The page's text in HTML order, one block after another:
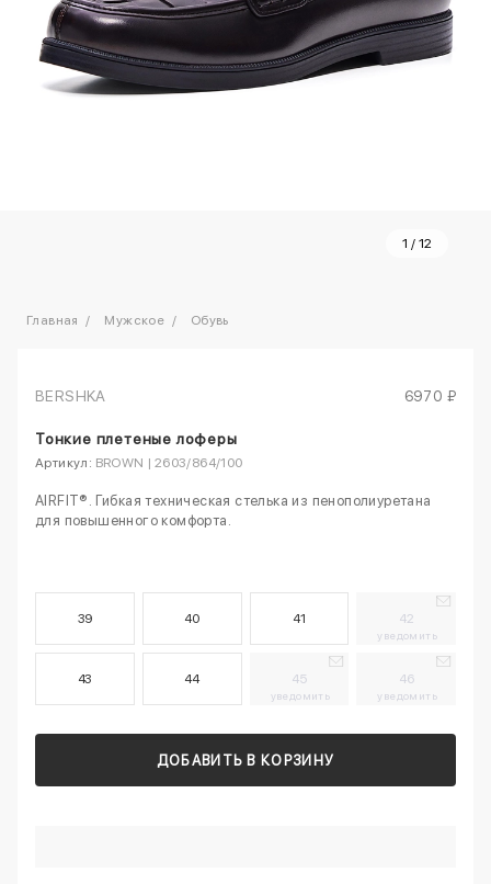
1 / 12
Главная Мужское Обувь
BERSHKA 6970 ₽
Тонкие плетеные лоферы
Артикул: BROWN | 2603/864/100
AIRFIT®. Гибкая техническая стелька из пенополиуретана
для повышенного комфорта.
39 40 41 42
уведомить
43 44 45
уведомить
46
уведомить
ДОБАВИТЬ В КОРЗИНУ